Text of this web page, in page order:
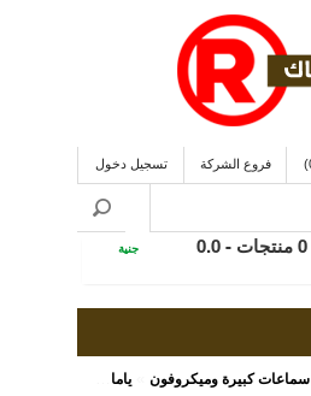
فروع الشركة تسجيل دخول
0 منتجات - 0.0 جنية
سماعات كبيرة وميكروفون ياماها (MG10XU) ميكسر صوت